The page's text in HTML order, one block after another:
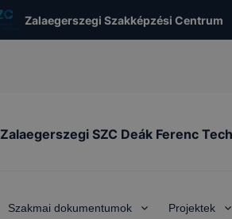
Zalaegerszegi Szakképzési Centrum
Zalaegerszegi SZC Deák Ferenc
Szakmai dokumentumok Projektek